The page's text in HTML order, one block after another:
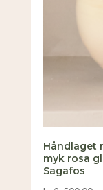
Håndlaget
myk rosa
Sagafos